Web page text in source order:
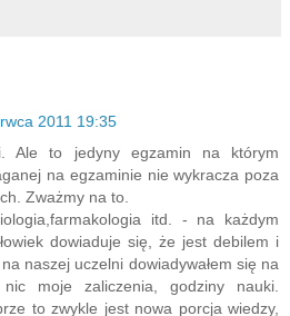
2011 19:35
Ale to jedyny egzamin na którym
na egzaminie nie wykracza poza
Zważmy na to.
itd. - na każdym
dowiaduje się, że jest debilem i
naszej uczelni dowiadywałem się na
moje zaliczenia, godziny nauki.
to zwykle jest nowa porcja wiedzy,